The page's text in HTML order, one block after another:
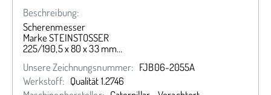
Beschreibung:
Scherenmesser
Marke STEINSTOSSER
225/190,5 x 80 x 33 mm
Unsere Zeichnungsnummer: FJB06-2055A
Werkstoff: Qualität 1.2746